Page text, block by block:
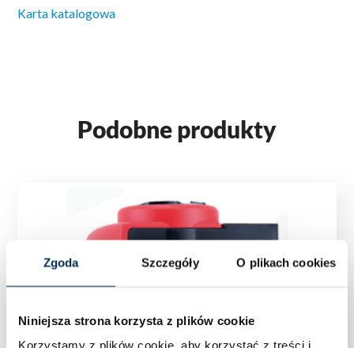
Zgoda Szczegóły O plikach cookies
Niniejsza strona korzysta z plików cookie
Korzystamy z plików cookie, aby korzystać z treści i
Karta katalogowa
Podobne produkty